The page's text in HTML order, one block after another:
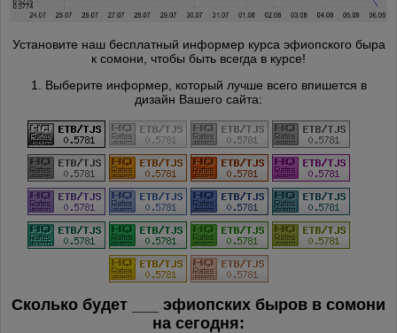
Установите наш бесплатный информер курса эфиопского быра
к сомони, чтобы быть всегда в курсе!
1. Выберите информер, который лучше всего впишется в
дизайн Вашего сайта:
Сколько будет
эфиопских быров в сомони
на сегодня: